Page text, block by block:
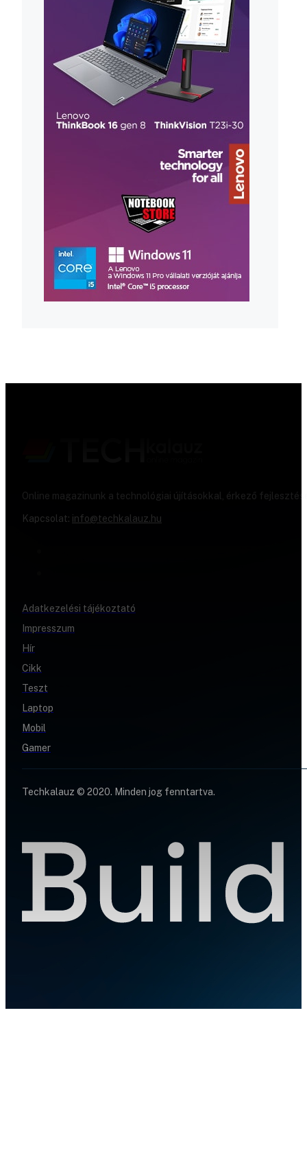
Online magazinunk a technológiai újításokkal, érkező
Kapcsolat: info@techkalauz.hu
Adatkezelési tájékoztató
Impresszum
Hír
Cikk
Teszt
Laptop
Mobil
Gamer
Techkalauz © 2020. Minden jog fenntartva.